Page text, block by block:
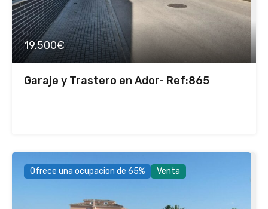
19.500€
Garaje y Trastero en Ador- Ref:865
Ofrece una ocupacion de 65% Venta